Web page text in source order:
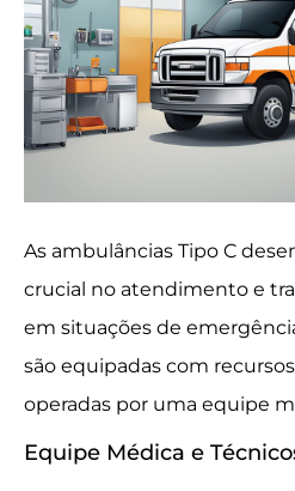
As ambulâncias Tipo C
crucial no atendimento e
em situações de
são equipadas com
operadas por uma equipe
Equipe Médica e